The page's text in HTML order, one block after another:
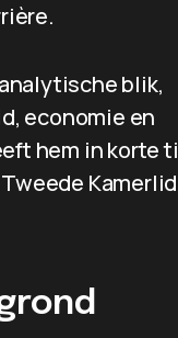
blik,
economie en
hem in korte